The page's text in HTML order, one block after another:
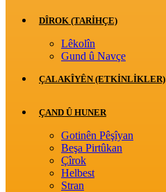
DÎROK (TARİHÇE)
Lêkolîn
Gund û Navçe
ÇALAKÎYÊN (ETKINLIKLER)
ÇAND Û HUNER
Gotinên Pêşîyan
Beşa Pirtûkan
Çîrok
Helbest
Stran